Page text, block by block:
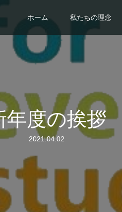
ホーム 私たちの理念
年度の挨拶
2021.04.02